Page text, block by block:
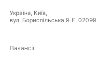
Україна, Київ,
вул. Бориспільська 9-Е, 02099
Вакансії